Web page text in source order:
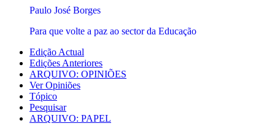
Paulo José Borges
Para que volte a paz ao sector da Educação
Edição Actual
Edições Anteriores
ARQUIVO: OPINIÕES
Ver Opiniões
Tópico
Pesquisar
ARQUIVO: PAPEL